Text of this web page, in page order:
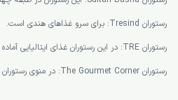
رستوران Tresind: برای سرو غذاهای هندی است.
رستوران TRE: در این رستوران غذای ایتالیایی آماده می شود.
رستوران The Gourmet Corner: در منوی رستوران کیک، اسنک، شیرینی و چند مدل غذای ساده سرو می شود.